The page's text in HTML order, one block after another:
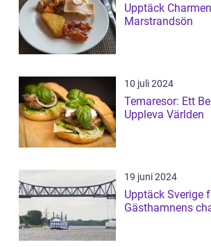
Upptäck
Marstrandsön
10 juli 2024
Temaresor: Ett
Uppleva Världen
19 juni 2024
Upptäck Sverige
Gästhamnens